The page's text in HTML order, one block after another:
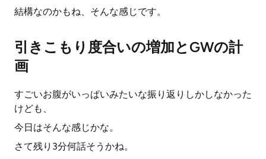
結構なのかもね、そんな感じです。
引きこもり度合いの増加とGWの計
画
すごいお腹がいっぱいみたいな振り返りしかしなかった
けども、
今日はそんな感じかな。
さて残り3分何話そうかね。